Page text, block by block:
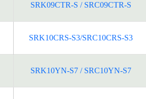
SRK09CTR-S / SRC09CTR-S
SRK10CRS-S3/SRC10CRS-S3
SRK10YN-S7 / SRC10YN-S7